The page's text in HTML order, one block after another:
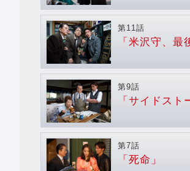
第11話
「米沢守、最
第9話
「サイドスト
第7話
「死命」